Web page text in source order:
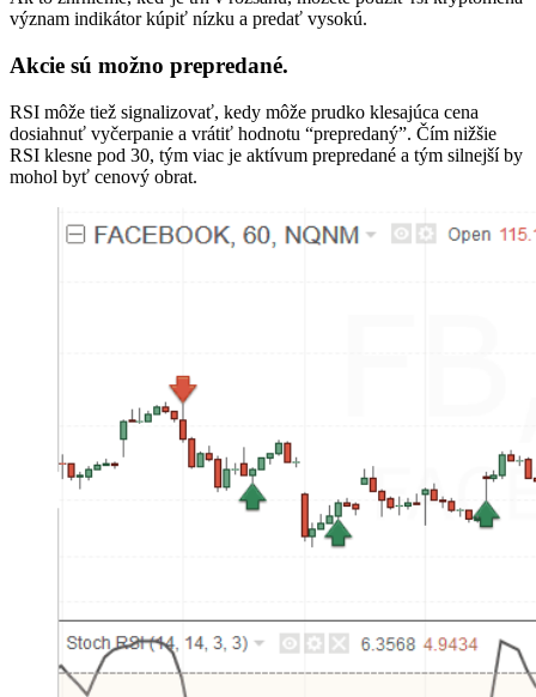
význam indikátor kúpiť nízku a predať vysokú.
Akcie sú možno prepredané.
RSI môže tiež signalizovať, kedy môže prudko klesajúca cena
dosiahnuť vyčerpanie a vrátiť hodnotu “prepredaný”. Čím nižšie
RSI klesne pod 30, tým viac je aktívum prepredané a tým silnejší by
mohol byť cenový obrat.